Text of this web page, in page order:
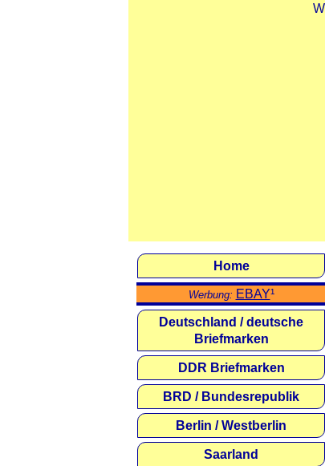
Home
Werbung: EBAY¹
Deutschland / deutsche
Briefmarken
DDR Briefmarken
BRD / Bundesrepublik
Berlin / Westberlin
Saarland